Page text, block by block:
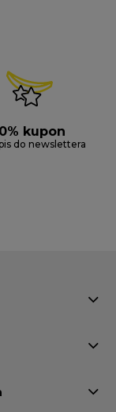
kupon
do newslettera